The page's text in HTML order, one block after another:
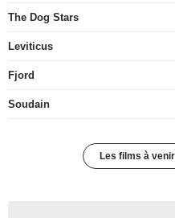
The Dog Stars
Leviticus
Fjord
Soudain
Les films à